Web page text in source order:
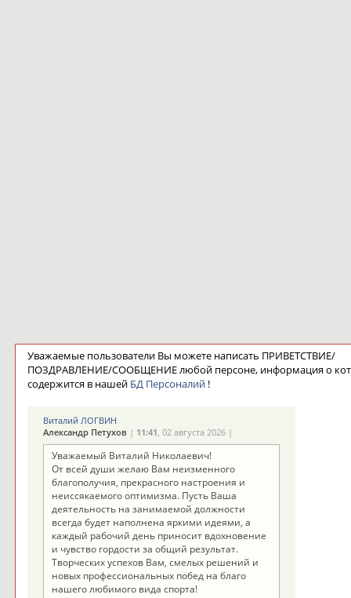
Уважаемые пользователи Вы можете написать ПРИВЕТСТВИЕ/
ПОЗДРАВЛЕНИЕ/СООБЩЕНИЕ любой персоне, информация о
содержится в нашей БД Персоналий!
Виталий ЛОГВИН
Александр Петухов| 11:41, 02 августа 2026 |
Уважаемый Виталий Николаевич!
От всей души желаю Вам неизменного
благополучия, прекрасного настроения и
неиссякаемого оптимизма. Пусть Ваша
деятельность на занимаемой должности
всегда будет наполнена яркими идеями, а
каждый рабочий день приносит вдохновение
и чувство гордости за общий результат.
Творческих успехов Вам, смелых решений и
новых профессиональных побед на благо
нашего любимого вида спорта!